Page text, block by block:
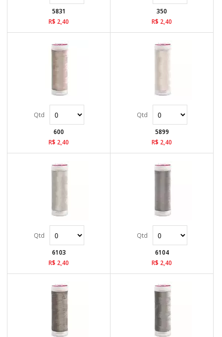
5831
R$ 2,40
350
R$ 2,40
600
R$ 2,40
5899
R$ 2,40
6103
R$ 2,40
6104
R$ 2,40